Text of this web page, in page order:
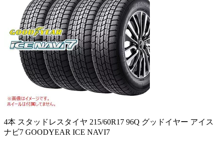
4本 スタッドレスタイヤ 215/60R17 96Q グッドイヤー アイス
ナビ7 GOODYEAR ICE NAVI7